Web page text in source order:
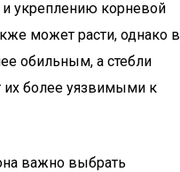
укреплению корневой
может расти, однако в
обильным, а стебли
их более уязвимыми к
важно выбрать